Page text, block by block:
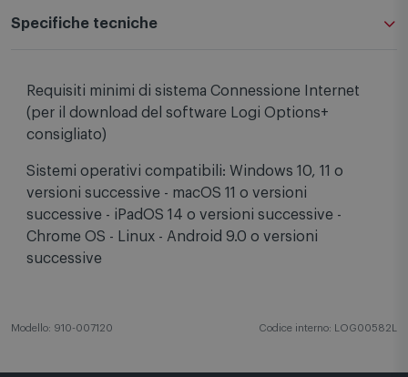
Specifiche tecniche
Requisiti minimi di sistema Connessione Internet
(per il download del software Logi Options+
consigliato)
Sistemi operativi compatibili: Windows 10, 11 o
versioni successive - macOS 11 o versioni
successive - iPadOS 14 o versioni successive -
Chrome OS - Linux - Android 9.0 o versioni
successive
Modello: 910-007120 Codice interno: LOG00582L